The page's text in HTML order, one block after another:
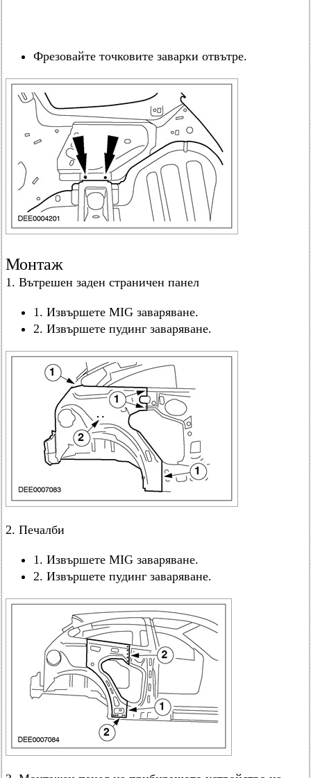
Фрезовайте точковите заварки отвътре.
Монтаж
1. Вътрешен заден страничен панел
1. Извършете MIG заваряване.
2. Извършете пудинг заваряване.
2. Печалби
1. Извършете MIG заваряване.
2. Извършете пудинг заваряване.